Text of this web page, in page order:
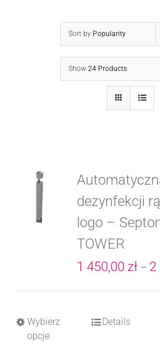
Sort by Popularity
Show 24 Products
dezynfekcji
logo –
TOWER
1 450,00 zł – 2
Wybierz
opcje
TenDetails